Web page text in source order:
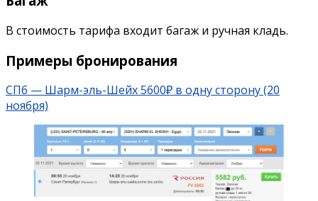
В стоимость тарифа входит багаж и ручная кладь.
Примеры бронирования
СПб — Шарм-эль-Шейх 5600₽ в одну сторону (20
ноября)